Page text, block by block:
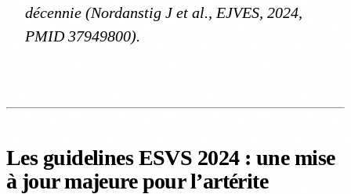
décennie (Nordanstig J et al., EJVES, 2024,
PMID 37949800).
Les guidelines ESVS 2024 : une mise
à jour majeure pour l’artérite